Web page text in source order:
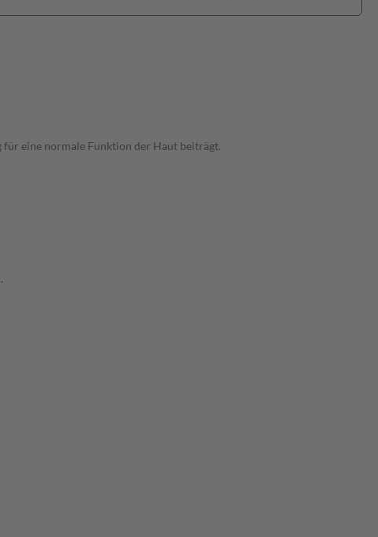
eine normale Funktion der Haut beiträgt.